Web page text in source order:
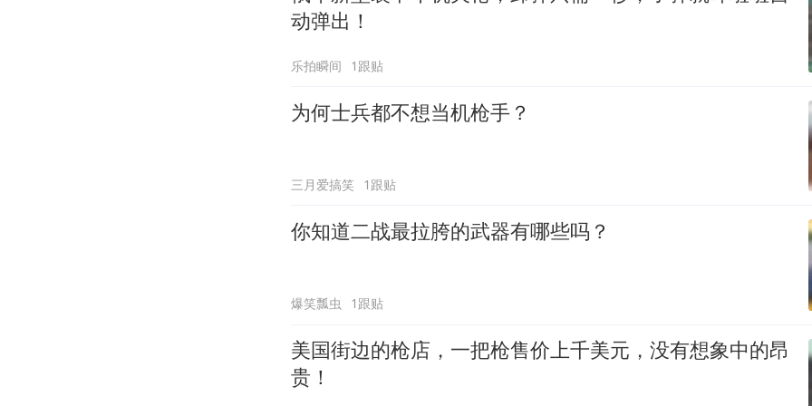
动弹出！
乐拍瞬间 1跟贴
为何士兵都不想当机枪手？
三月爱搞笑 1跟贴
你知道二战最拉胯的武器有哪些吗？
爆笑瓢虫 1跟贴
美国街边的枪店，一把枪售价上千美元，没有想象中的昂
贵！